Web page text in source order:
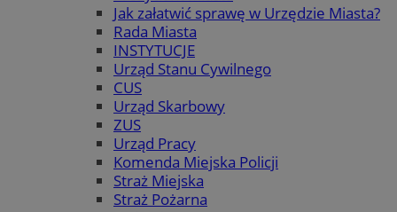
Jak załatwić sprawę w Urzędzie Miasta?
Rada Miasta
INSTYTUCJE
Urząd Stanu Cywilnego
CUS
Urząd Skarbowy
ZUS
Urząd Pracy
Komenda Miejska Policji
Straż Miejska
Straż Pożarna